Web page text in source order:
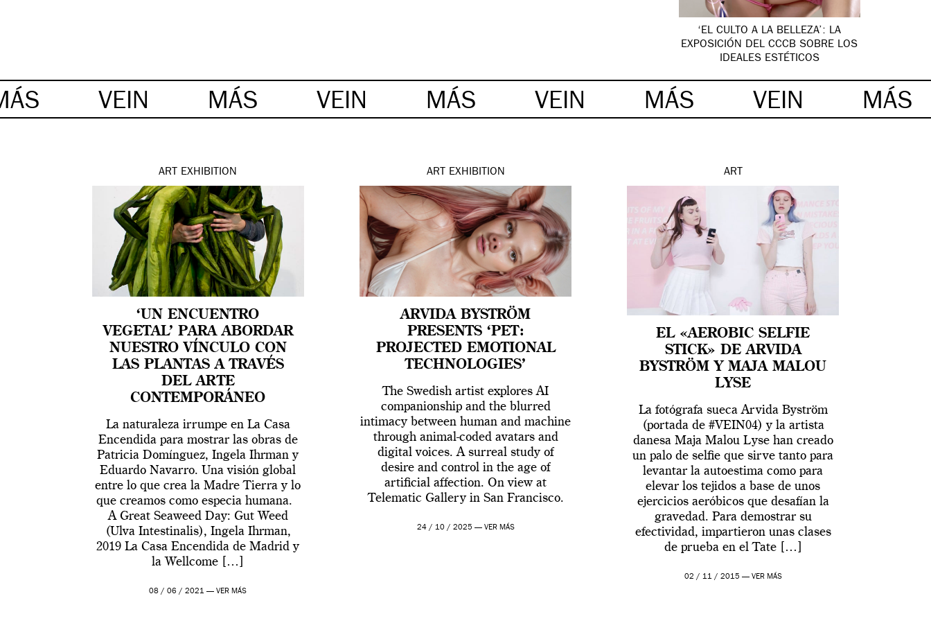
‘EL CULTO A LA BELLEZA’: LA
EXPOSICIÓN DEL CCCB SOBRE LOS
IDEALES ESTÉTICOS
VEIN MÁS VEIN MÁS VEIN MÁS VEIN MÁS
ART EXHIBITION
‘UN ENCUENTRO
VEGETAL’ PARA ABORDAR
NUESTRO VÍNCULO CON
LAS PLANTAS A TRAVÉS
DEL ARTE
CONTEMPORÁNEO
La naturaleza irrumpe en La Casa
Encendida para mostrar las obras de
Patricia Domínguez, Ingela Ihrman y
Eduardo Navarro. Una visión global
entre lo que crea la Madre Tierra y lo
que creamos como especia humana.
A Great Seaweed Day: Gut Weed
(Ulva Intestinalis), Ingela Ihrman,
2019 La Casa Encendida de Madrid y
la Wellcome […]
08 / 06 / 2021 —VER MÁS
ART EXHIBITION
ARVIDA BYSTRÖM
PRESENTS ‘PET:
PROJECTED EMOTIONAL
TECHNOLOGIES’
The Swedish artist explores AI
companionship and the blurred
intimacy between human and machine
through animal-coded avatars and
digital voices. A surreal study of
desire and control in the age of
artificial affection. On view at
Telematic Gallery in San Francisco.
24 / 10 / 2025 — VER MÁS
ART
EL «AEROBIC SELFIE
STICK» DE ARVIDA
BYSTRÖM Y MAJA MALOU
LYSE
La fotógrafa sueca Arvida Byström
(portada de #VEIN04) y la artista
danesa Maja Malou Lyse han creado
un palo de selfie que sirve tanto para
levantar la autoestima como para
elevar los tejidos a base de unos
ejercicios aeróbicos que desafían la
gravedad. Para demostrar su
efectividad, impartieron unas clases
de prueba en el Tate […]
02 / 11 / 2015 — VER MÁS